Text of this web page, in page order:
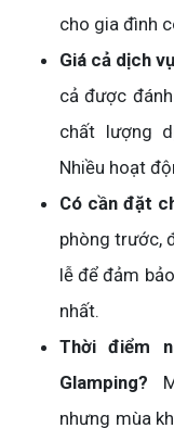
cho gia đình
Giá cả dịch
cả được
chất lượng
Nhiều hoạt
Có cần đặt
phòng trước,
lễ để đảm
nhất.
Thời điểm
Glamping?
nhưng mùa